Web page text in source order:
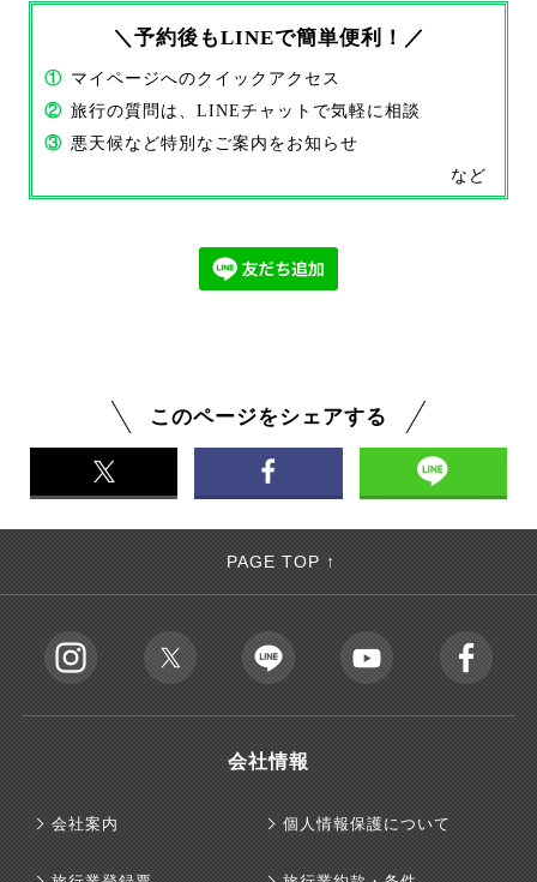
＼予約後もLINEで簡単便利！／
① マイページへのクイックアクセス
② 旅行の質問は、LINEチャットで気軽に相談
③ 悪天候など特別なご案内をお知らせ
など
このページをシェアする
PAGE TOP ↑
会社情報
会社案内 個人情報保護について